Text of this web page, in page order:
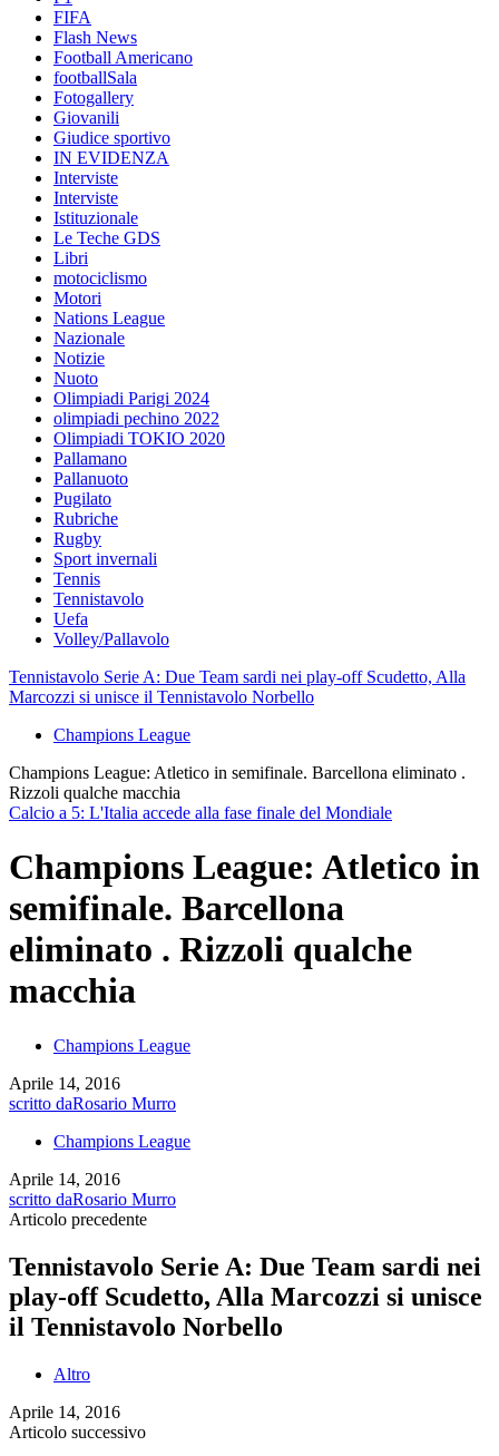
FIFA
Flash News
Football Americano
footballSala
Fotogallery
Giovanili
Giudice sportivo
IN EVIDENZA
Interviste
Interviste
Istituzionale
Le Teche GDS
Libri
motociclismo
Motori
Nations League
Nazionale
Notizie
Nuoto
Olimpiadi Parigi 2024
olimpiadi pechino 2022
Olimpiadi TOKIO 2020
Pallamano
Pallanuoto
Pugilato
Rubriche
Rugby
Sport invernali
Tennis
Tennistavolo
Uefa
Volley/Pallavolo
Tennistavolo Serie A: Due Team sardi nei play-off Scudetto, Alla
Marcozzi si unisce il Tennistavolo Norbello
Champions League
Champions League: Atletico in semifinale. Barcellona eliminato .
Rizzoli qualche macchia
Calcio a 5: L'Italia accede alla fase finale del Mondiale
Champions League: Atletico in
semifinale. Barcellona
eliminato . Rizzoli qualche
macchia
Champions League
Aprile 14, 2016
scritto daRosario Murro
Champions League
Aprile 14, 2016
scritto daRosario Murro
Articolo precedente
Tennistavolo Serie A: Due Team sardi nei
play-off Scudetto, Alla Marcozzi si unisce
il Tennistavolo Norbello
Altro
Aprile 14, 2016
Articolo successivo